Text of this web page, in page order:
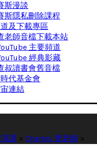
斯漫談
斯隱私刪除課程
及下載專區
老師音檔下載本站
主要頻道
經典影藏
叔讀書會舊音檔
代基金會
連結
講 » Charles 查老師 »